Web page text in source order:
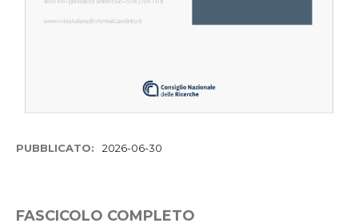
PUBBLICATO: 2026-06-30
FASCICOLO COMPLETO